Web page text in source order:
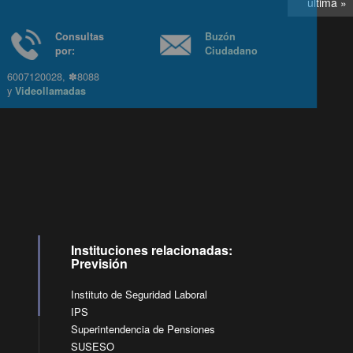
Consultas
6007120028, ✽8088
yVideollamadas
Ciudadano
Instituciones relacionadas:
Previsión
Instituto de Seguridad Laboral
IPS
Superintendencia de Pensiones
SUSESO